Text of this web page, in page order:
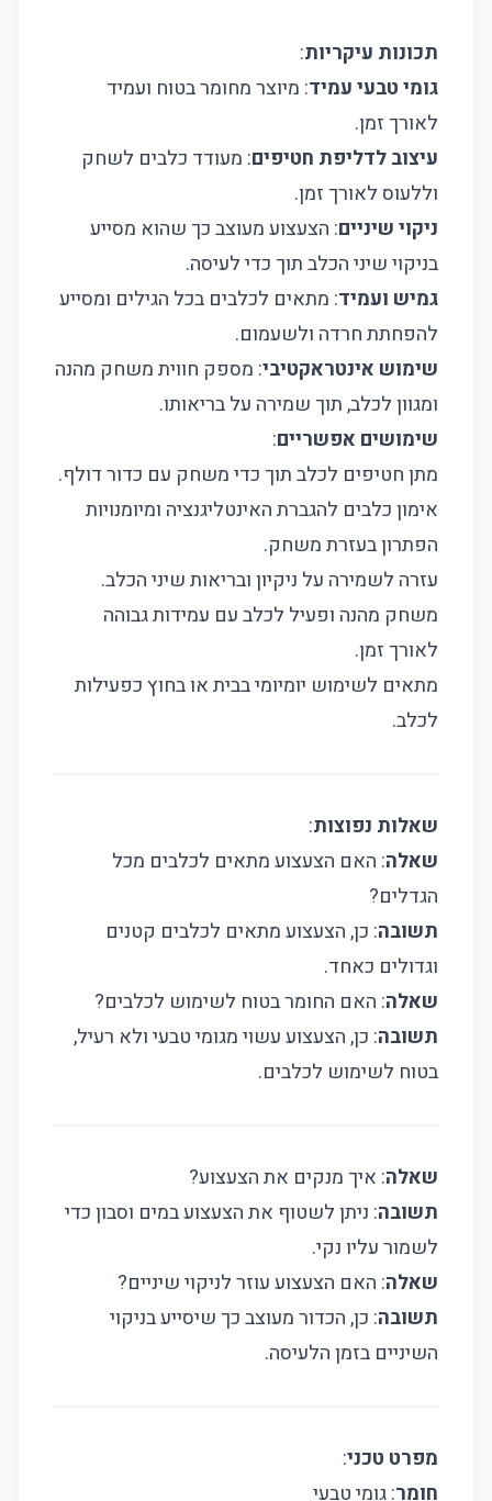
תכונות עיקריות:
גומי טבעי עמיד: מיוצר מחומר בטוח ועמיד
לאורך זמן.
עיצוב לדליפת חטיפים: מעודד כלבים לשחק
וללעוס לאורך זמן.
ניקוי שיניים: הצעצוע מעוצב כך שהוא מסייע
בניקוי שיני הכלב תוך כדי לעיסה.
גמיש ועמיד: מתאים לכלבים בכל הגילים ומסייע
להפחתת חרדה ולשעמום.
שימוש אינטראקטיבי: מספק חווית משחק מהנה
ומגוון לכלב, תוך שמירה על בריאותו.
שימושים אפשריים:
מתן חטיפים לכלב תוך כדי משחק עם כדור דולף.
אימון כלבים להגברת האינטליגנציה ומיומנויות
הפתרון בעזרת משחק.
עזרה לשמירה על ניקיון ובריאות שיני הכלב.
משחק מהנה ופעיל לכלב עם עמידות גבוהה
לאורך זמן.
מתאים לשימוש יומיומי בבית או בחוץ כפעילות
לכלב.
שאלות נפוצות:
שאלה: האם הצעצוע מתאים לכלבים מכל
הגדלים?
תשובה: כן, הצעצוע מתאים לכלבים קטנים
וגדולים כאחד.
שאלה: האם החומר בטוח לשימוש לכלבים?
תשובה: כן, הצעצוע עשוי מגומי טבעי ולא רעיל,
בטוח לשימוש לכלבים.
שאלה: איך מנקים את הצעצוע?
תשובה: ניתן לשטוף את הצעצוע במים וסבון כדי
לשמור עליו נקי.
שאלה: האם הצעצוע עוזר לניקוי שיניים?
תשובה: כן, הכדור מעוצב כך שיסייע בניקוי
השיניים בזמן הלעיסה.
מפרט טכני:
חומר: גומי טבעי